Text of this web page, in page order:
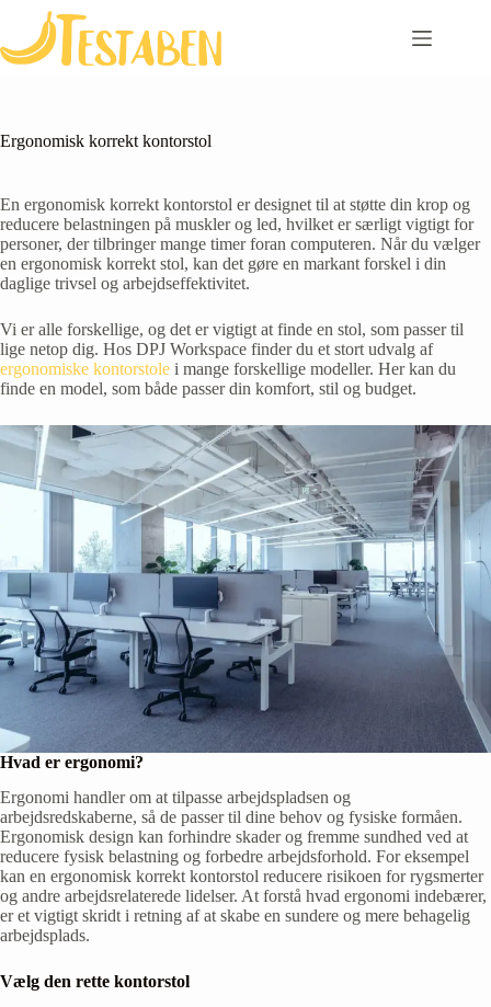
content
Ergonomisk korrekt kontorstol
En ergonomisk korrekt kontorstol er designet til at støtte din krop og
reducere belastningen på muskler og led, hvilket er særligt vigtigt for
personer, der tilbringer mange timer foran computeren. Når du vælger
en ergonomisk korrekt stol, kan det gøre en markant forskel i din
daglige trivsel og arbejdseffektivitet.
Vi er alle forskellige, og det er vigtigt at finde en stol, som passer til
lige netop dig. Hos DPJ Workspace finder du et stort udvalg af
ergonomiske kontorstole i mange forskellige modeller. Her kan du
finde en model, som både passer din komfort, stil og budget.
Hvad er ergonomi?
Ergonomi handler om at tilpasse arbejdspladsen og
arbejdsredskaberne, så de passer til dine behov og fysiske formåen.
Ergonomisk design kan forhindre skader og fremme sundhed ved at
reducere fysisk belastning og forbedre arbejdsforhold. For eksempel
kan en ergonomisk korrekt kontorstol reducere risikoen for rygsmerter
og andre arbejdsrelaterede lidelser. At forstå hvad ergonomi indebærer,
er et vigtigt skridt i retning af at skabe en sundere og mere behagelig
arbejdsplads.
Vælg den rette kontorstol